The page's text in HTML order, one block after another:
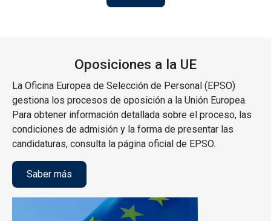
Oposiciones a la UE
La Oficina Europea de Selección de Personal (EPSO)
gestiona los procesos de oposición a la Unión Europea.
Para obtener información detallada sobre el proceso, las
condiciones de admisión y la forma de presentar las
candidaturas, consulta la página oficial de EPSO.
Saber más